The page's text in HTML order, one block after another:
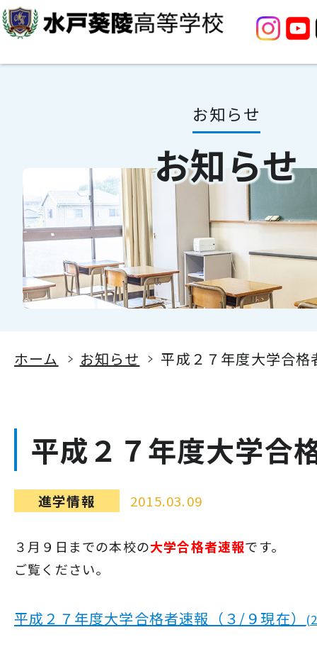
お知らせ
お知らせ
ホーム お知らせ 平成２７年度大学合格
平成２７年度大学合
進学情報 2015.03.09
３月９日までの本校の大学合格者速報です。
ご覧ください。
平成２７年度大学合格者速報（３/９現在）